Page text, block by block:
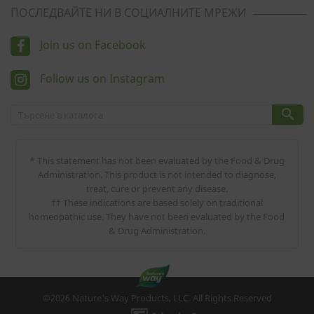
ПОСЛЕДВАЙТЕ НИ В СОЦИАЛНИТЕ МРЕЖИ
Join us on Facebook
Follow us on Instagram

* This statement has not been evaluated by the Food & Drug
Administration. This product is not intended to diagnose,
treat, cure or prevent any disease.
†† These indications are based solely on traditional
homeopathic use. They have not been evaluated by the Food
& Drug Administration.
©2026 Nature's Way Products, LLC. All Rights Reserved